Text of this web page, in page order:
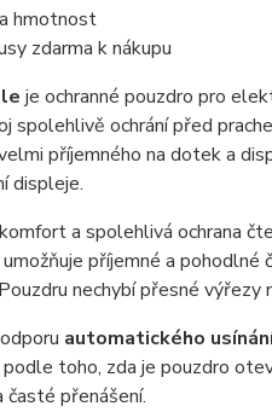
hmotnost
zdarma k nákupu
je ochranné pouzdro pro
spolehlivě ochrání před
příjemného na dotek a
displeje.
a spolehlivá ochrana
umožňuje příjemné a
nechybí přesné
automatického
toho, zda je pouzdro
časté přenášení.